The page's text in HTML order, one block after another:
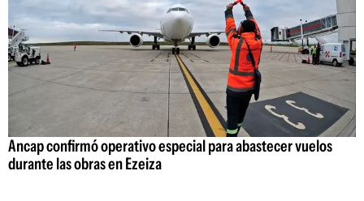
Ancap confirmó operativo especial para abastecer vuelos
durante las obras en Ezeiza